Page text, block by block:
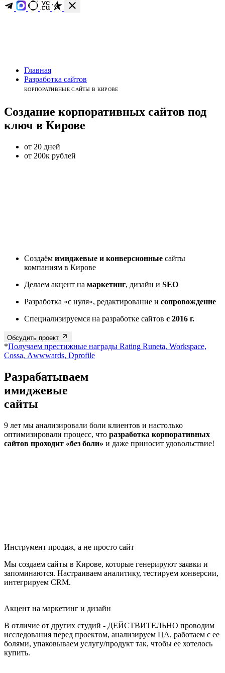
Главная
Разработка сайтов
КОРПОРАТИВНЫЕ САЙТЫ В КИРОВЕ
Создание корпоративных сайтов под
ключ в Кирове
от 20 дней
от 200к рублей
Создаём имиджевые и конверсионные сайты
компаниям в Кирове
Делаем акцент на маркетинг, дизайн и SEO
Разработка «с нуля», редактирование и сопровождение
Специализируемся на разработке сайтов с 2016 г.
Обсудить проект
*Получаем престижные награды Rating Runeta, Workspace,
Cossa, Аwwwards, Dprofile
Разрабатываем
сайты
оптимизировали процесс, что
сайтов проходит «без боли»и даже приносит удовольствие!
Мы создаем сайты в Кирове, которые генерируют заявки и
запоминаются. Настраиваем аналитику, тестируем конверсии,
интегрируем CRM.
В отличие от других студий - ДЕЙСТВИТЕЛЬНО проводим
исследования перед проектом, анализируем ЦА, работаем с ее
болями, упаковываем услугу/продукт так, чтобы ее хотелось
купить.